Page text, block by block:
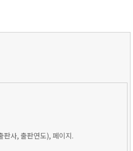
판사, 출판연도), 페이지.